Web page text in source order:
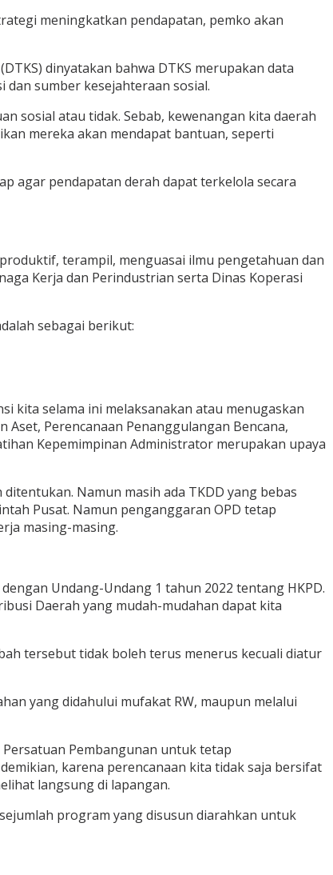
meningkatkan pendapatan, pemko akan
dinyatakan bahwa DTKS merupakan data
sumber kesejahteraan sosial.
sosial atau tidak. Sebab, kewenangan kita daerah
mereka akan mendapat bantuan, seperti
agar pendapatan derah dapat terkelola secara
terampil, menguasai ilmu pengetahuan dan
Kerja dan Perindustrian serta Dinas Koperasi
sebagai berikut:
kita selama ini melaksanakan atau menugaskan
Perencanaan Penanggulangan Bencana,
Kepemimpinan Administrator merupakan upaya
Namun masih ada TKDD yang bebas
Pusat. Namun penganggaran OPD tetap
masing-masing.
Undang-Undang 1 tahun 2022 tentang HKPD.
Daerah yang mudah-mudahan dapat kita
tersebut tidak boleh terus menerus kecuali diatur
yang didahului mufakat RW, maupun melalui
Pembangunan untuk tetap
karena perencanaan kita tidak saja bersifat
langsung di lapangan.
program yang disusun diarahkan untuk